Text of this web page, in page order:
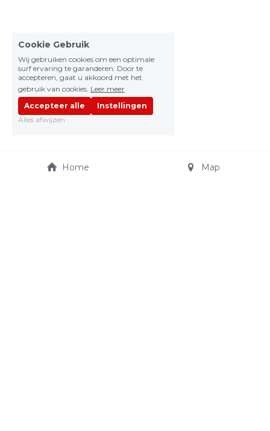
Home Map
Cookie Gebruik
Wij gebruiken cookies om een optimale
surf ervaring te garanderen. Door te
accepteren, gaat u akkoord met het
gebruik van cookies. Leer meer
Accepteer alle
Instellingen
Alles afwijzen